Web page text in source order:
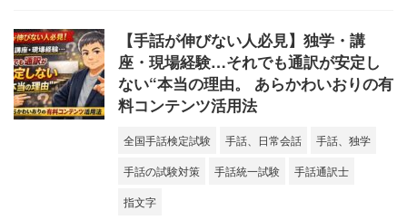
【手話が伸びない人必見】独学・講
座・現場経験…それでも通訳が安定し
ない“本当の理由。 あらかわいおりの有
料コンテンツ活用法
全国手話検定試験 手話、日常会話
手話、独学
手話の試験対策
手話統一試験
手話通訳士
指文字